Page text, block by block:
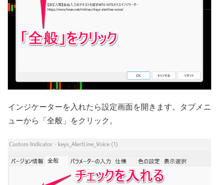
インジケーターを入れたら設定画面を開きます。タブメニ
ューから「全般」をクリック。